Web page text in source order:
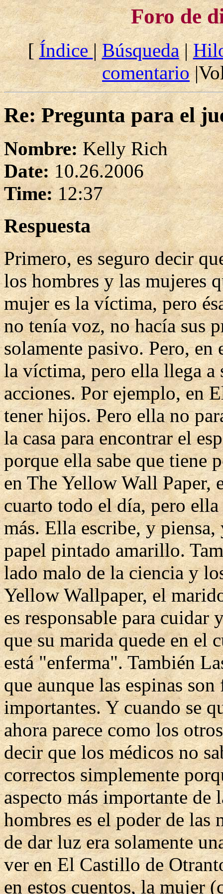
Foro de
[Índice|Búsqueda|
comentario
Re: Pregunta para el
Nombre:Kelly Rich
Date:10.26.2006
Time:12:37
Respuesta
Primero, es seguro decir
los hombres y las mujeres
mujer es la víctima, pero
no tenía voz, no hacía sus
solamente pasivo. Pero, en
la víctima, pero ella llega a
acciones. Por ejemplo, en
tener hijos. Pero ella no
la casa para encontrar el
porque ella sabe que tiene
en The Yellow Wall Paper,
cuarto todo el día, pero
más. Ella escribe, y
papel pintado amarillo.
lado malo de la ciencia y
Yellow Wallpaper, el
es responsable para cuidar
que su marida quede en el
está "enferma". También
que aunque las espinas
importantes. Y cuando se
ahora parece como los
decir que los médicos no
correctos simplemente
aspecto más importante de
hombres es el poder de las
de dar luz era solamente
ver en El Castillo de
en estos cuentos, la mujer